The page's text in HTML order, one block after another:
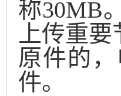
称30MB
上传重
原件的
件。